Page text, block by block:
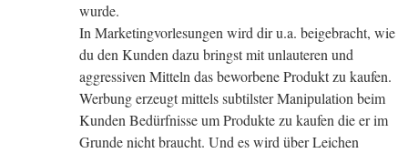
wurde.
In Marketingvorlesungen wird dir u.a. beigebracht, wie
du den Kunden dazu bringst mit unlauteren und
aggressiven Mitteln das beworbene Produkt zu kaufen.
Werbung erzeugt mittels subtilster Manipulation beim
Kunden Bedürfnisse um Produkte zu kaufen die er im
Grunde nicht braucht. Und es wird über Leichen